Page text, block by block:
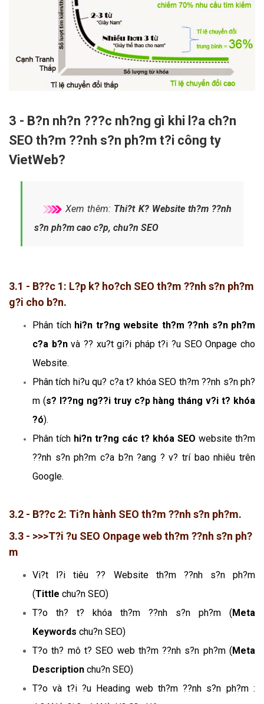
3 - B?n nh?n ???c nh?ng gì khi l?a ch?n
SEO th?m ??nh s?n ph?m t?i công ty
VietWeb?
Xem thêm: Thi?t K? Website th?m ??nh
s?n ph?m cao c?p, chu?n SEO
3.1 - B??c 1: L?p k? ho?ch SEO th?m ??nh s?n ph?m
g?i cho b?n.
Phân tích hi?n tr?ng website th?m ??nh s?n ph?m
c?a b?nvà ?? xu?t gi?i pháp t?i ?u SEO Onpage cho
Website.
Phân tích hi?u qu? c?a t? khóa SEO th?m ??nh s?n ph?
m (s? l??ng ng??i truy c?p hàng tháng v?i t? khóa
?ó).
Phân tích hi?n tr?ng các t? khóa SEO website th?m
??nh s?n ph?m c?a b?n ?ang ? v? trí bao nhiêu trên
Google.
3.2 - B??c 2: Ti?n hành SEO th?m ??nh s?n ph?m.
3.3 - >>>T?i ?u SEO Onpage web th?m ??nh s?n ph?
m
Vi?t l?i tiêu ?? Website th?m ??nh s?n ph?m
(Tittle chu?n SEO)
T?o th? t? khóa th?m ??nh s?n ph?m (Meta
Keywords chu?n SEO)
T?o th? mô t? SEO web th?m ??nh s?n ph?m (Meta
Description chu?n SEO)
T?o và t?i ?u Heading web th?m ??nh s?n ph?m :